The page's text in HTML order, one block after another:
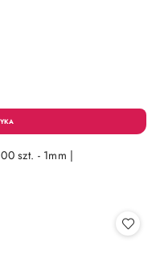
szt. - 1mm |